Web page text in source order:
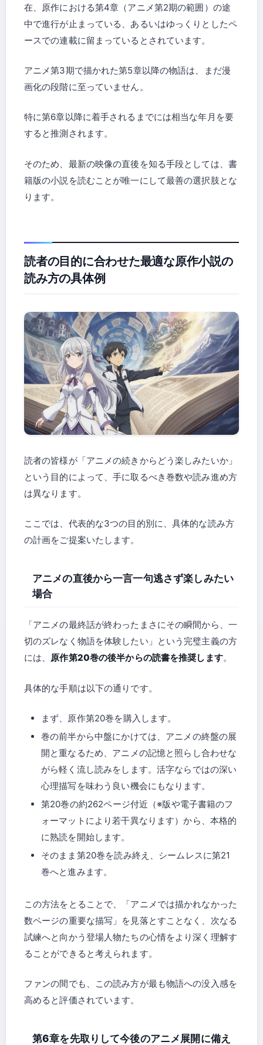
在、原作における第4章（アニメ第2期の範囲）の途
中で進行が止まっている、あるいはゆっくりとしたペ
ースでの連載に留まっているとされています。
アニメ第3期で描かれた第5章以降の物語は、まだ漫
画化の段階に至っていません。
特に第6章以降に着手されるまでには相当な年月を要
すると推測されます。
そのため、最新の映像の直後を知る手段としては、書
籍版の小説を読むことが唯一にして最善の選択肢とな
ります。
読者の目的に合わせた最適な原作小説の
読み方の具体例
読者の皆様が「アニメの続きからどう楽しみたいか」
という目的によって、手に取るべき巻数や読み進め方
は異なります。
ここでは、代表的な3つの目的別に、具体的な読み方
の計画をご提案いたします。
アニメの直後から一言一句逃さず楽しみたい
場合
「アニメの最終話が終わったまさにその瞬間から、一
切のズレなく物語を体験したい」という完璧主義の方
には、 原作第20巻の後半からの読書を推奨します。
具体的な手順は以下の通りです。
まず、原作第20巻を購入します。
巻の前半から中盤にかけては、アニメの終盤の展
開と重なるため、アニメの記憶と照らし合わせな
がら軽く流し読みをします。活字ならではの深い
心理描写を味わう良い機会にもなります。
第20巻の約262ページ付近（※版や電子書籍のフ
ォーマットにより若干異なります）から、本格的
に熟読を開始します。
そのまま第20巻を読み終え、シームレスに第21
巻へと進みます。
この方法をとることで、「アニメでは描かれなかった
数ページの重要な描写」を見落とすことなく、次なる
試練へと向かう登場人物たちの心情をより深く理解す
ることができると考えられます。
ファンの間でも、この読み方が最も物語への没入感を
高めると評価されています。
第6章を先取りして今後のアニメ展開に備え